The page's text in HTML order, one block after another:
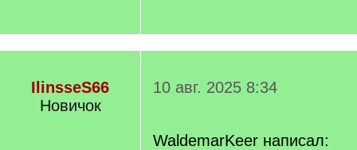
IlinsseS66
Новичок
10 авг. 2025 8:34
WaldemarKeer написал: